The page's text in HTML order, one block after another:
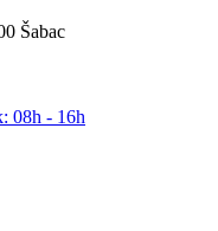
Šabac
08h - 16h